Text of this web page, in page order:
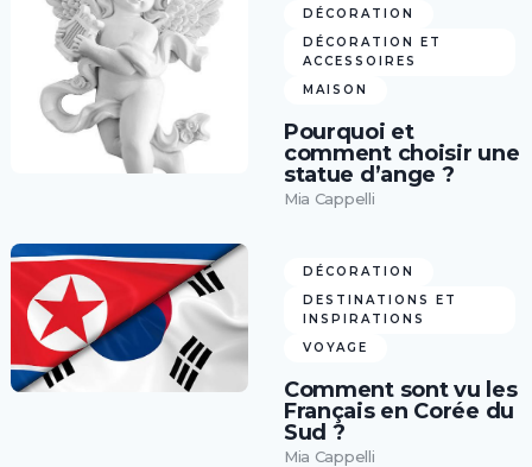
DÉCORATION
DÉCORATION ET
ACCESSOIRES
MAISON
Pourquoi et
comment choisir une
statue d’ange ?
Mia Cappelli
DÉCORATION
DESTINATIONS ET
INSPIRATIONS
VOYAGE
Comment sont vu les
Français en Corée du
Sud ?
Mia Cappelli